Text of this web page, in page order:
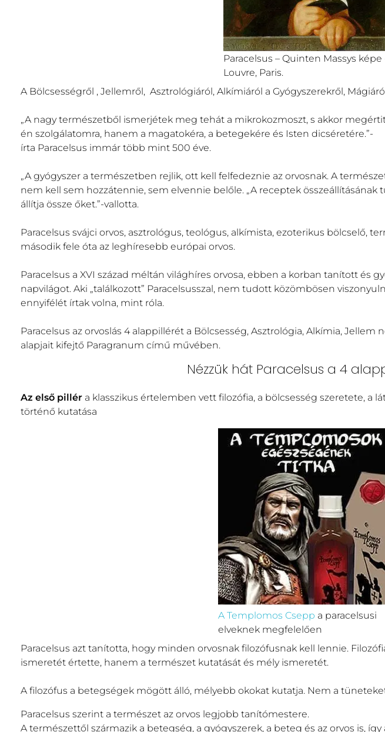
Paracelsus – Quinten Massys képe
Louvre, Paris.
A Bölcsességről , Jellemről, Asztrológiáról, Alkímiáról a Gyógyszerekről,
„A nagy természetből ismerjétek meg tehát a mikrokozmoszt, s akkor
én szolgálatomra, hanem a magatokéra, a betegekére és Isten dicséretére.”-
írta Paracelsus immár több mint 500 éve.
„A gyógyszer a természetben rejlik, ott kell felfedeznie az orvosnak. A
nem kell sem hozzátennie, sem elvennie belőle. „A receptek összeállításának
állítja össze őket.”-vallotta.
Paracelsus svájci orvos, asztrológus, teológus, alkímista, ezoterikus bölcselő,
második fele óta az leghíresebb európai orvos.
Paracelsus a XVI század méltán világhíres orvosa, ebben a korban tanított és
napvilágot. Aki „találkozott” Paracelsusszal, nem tudott közömbösen
ennyifélét írtak volna, mint róla.
Paracelsus az orvoslás 4 alappillérét a Bölcsesség, Asztrológia, Alkímia,
alapjait kifejtő Paragranum című művében.
Nézzük hát Paracelsus a 4
Az első pillér a klasszikus értelemben vett filozófia, a bölcsesség szeretete, a
történő kutatása
A Templomos Csepp a paracelsusi
elveknek megfelelően
Paracelsus azt tanította, hogy minden orvosnak filozófusnak kell lennie.
ismeretét értette, hanem a természet kutatását és mély ismeretét.
A filozófus a betegségek mögött álló, mélyebb okokat kutatja. Nem a
Paracelsus szerint a természet az orvos legjobb tanítómestere.
A természettől származik a betegség, a gyógyszerek, a beteg és az orvos is,